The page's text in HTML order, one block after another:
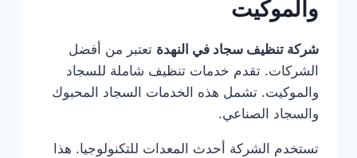
والموكيت
شركة تنظيف سجاد في النهدة تعتبر من أفضل
الشركات. تقدم خدمات تنظيف شاملة للسجاد
والموكيت. تشمل هذه الخدمات السجاد المحبوك
والسجاد الصناعي.
تستخدم الشركة أحدث المعدات للتكنولوجيا. هذا